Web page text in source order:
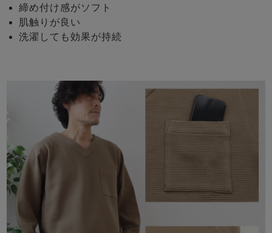
締め付け感がソフト
肌触りが良い
洗濯しても効果が持続